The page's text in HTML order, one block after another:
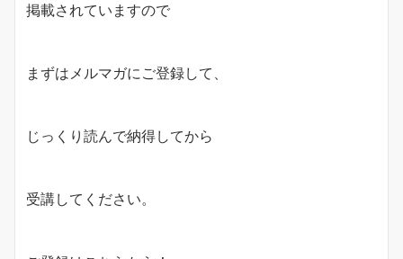
掲載されていますので
まずはメルマガにご登録して、
じっくり読んで納得してから
受講してください。